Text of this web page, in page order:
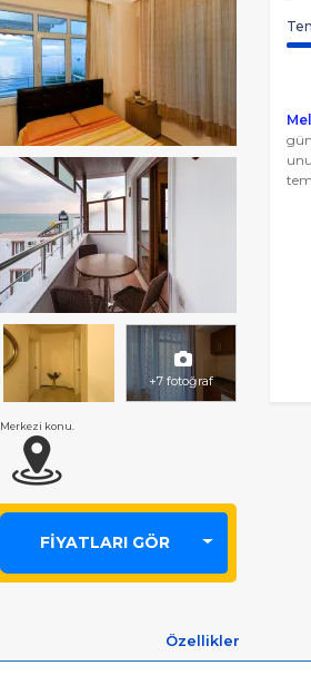
+7 fotoğraf
Merkezi konu.
FİYATLARI GÖR
Özellikler